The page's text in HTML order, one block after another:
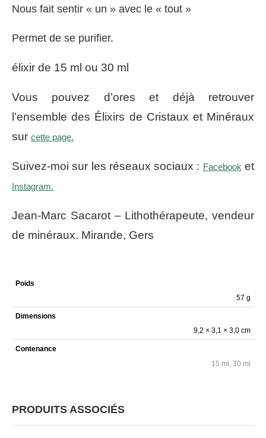
Nous fait sentir « un » avec le « tout »
Permet de se purifier.
élixir de 15 ml ou 30 ml
Vous pouvez d’ores et déjà retrouver
l’ensemble des Élixirs de Cristaux et Minéraux
sur cette page.
Suivez-moi sur les réseaux sociaux : Facebook et
Instagram.
Jean-Marc Sacarot – Lithothérapeute, vendeur
de minéraux. Mirande, Gers
Poids
57 g
Dimensions
9,2 × 3,1 × 3,0 cm
Contenance
15 ml, 30 ml
PRODUITS ASSOCIÉS